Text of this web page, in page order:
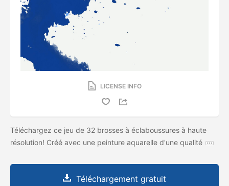
LICENSE INFO
Téléchargez ce jeu de 32 brosses à éclaboussures à haute
résolution! Créé avec une peinture aquarelle d'une qualité
Téléchargement gratuit